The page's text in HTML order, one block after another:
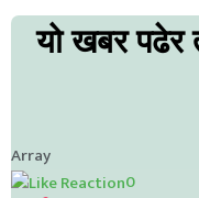
यो खबर पढेर
Array
0